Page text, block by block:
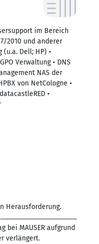
im Bereich
2010 und anderer
Dell; HP) •
Verwaltung • DNS
NAS der
von NetCologne •
•
Herausforderung.
bei MAUSER aufgrund
verlängert.